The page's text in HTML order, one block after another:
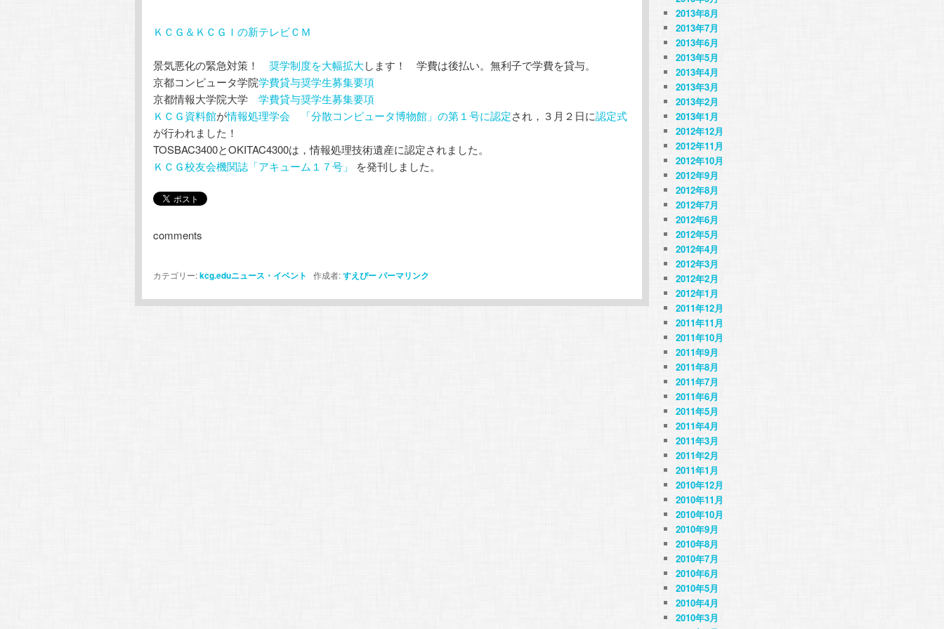
ＫＣＧ＆ＫＣＧＩの新テレビＣＭ
景気悪化の緊急対策！ 奨学制度を大幅拡大します！ 学費は後払い。無利子で学費を貸与。
京都コンピュータ学院学費貸与奨学生募集要項
京都情報大学院大学 学費貸与奨学生募集要項
ＫＣＧ資料館が情報処理学会 「分散コンピュータ博物館」の第１号に認定され，３月２日に認定式
が行われました！
TOSBAC3400とOKITAC4300は，情報処理技術遺産に認定されました。
ＫＣＧ校友会機関誌「アキューム１７号」
を発刊しました。
comments
カテゴリー:kcg.eduニュース・イベント 作成者:すえぴーパーマリンク
2013年8月
2013年7月
2013年6月
2013年5月
2013年4月
2013年3月
2013年2月
2013年1月
2012年12月
2012年11月
2012年10月
2012年9月
2012年8月
2012年7月
2012年6月
2012年5月
2012年4月
2012年3月
2012年2月
2012年1月
2011年12月
2011年11月
2011年10月
2011年9月
2011年8月
2011年7月
2011年6月
2011年5月
2011年4月
2011年3月
2011年2月
2011年1月
2010年12月
2010年11月
2010年10月
2010年9月
2010年8月
2010年7月
2010年6月
2010年5月
2010年4月
2010年3月